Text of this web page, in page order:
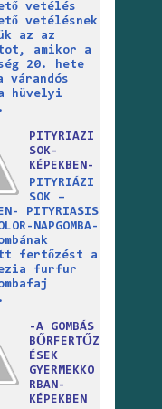
vetélés
vetélésnek
az az
amikor a
20. hete
hüvelyi
PITYRIAZI
SOK-
KÉPEKBEN-
PITYRIÁZI
SOK –
PITYRIASIS
NAPGOMBA-
fertőzést a
furfur
-A GOMBÁS
BŐRFERTŐZ
ÉSEK
GYERMEKKO
RBAN-
KÉPEKBEN